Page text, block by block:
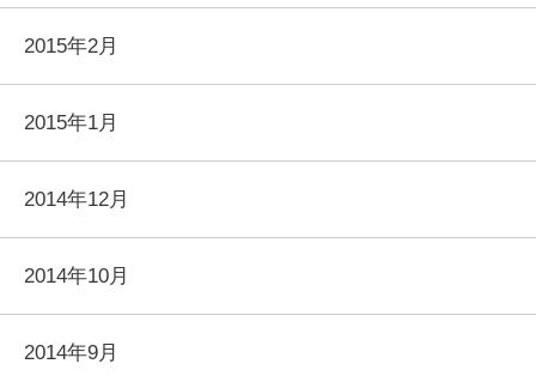
2015年2月
2015年1月
2014年12月
2014年10月
2014年9月